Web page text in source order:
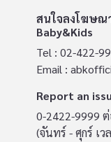
สนใจลงโฆษณ
Baby&Kids
Tel : 02-422-
Email :
Report an
0-2422-9999
(จันทร์ - ศุกร์ เว